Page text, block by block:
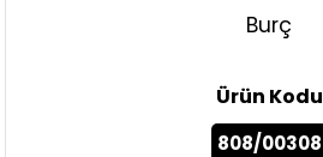
Burç
Ürün Kodu
808/00308